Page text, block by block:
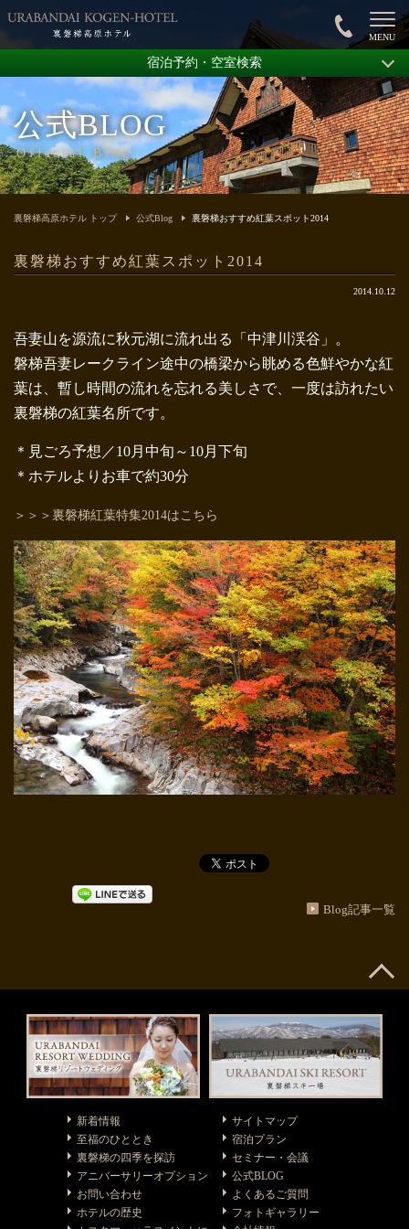
公式BLOG
Official Blog
宿泊予約・空室検索
裏磐梯高原ホテル トップ 公式Blog 裏磐梯おすすめ紅葉スポット2014
裏磐梯おすすめ紅葉スポット2014
2014.10.12
吾妻山を源流に秋元湖に流れ出る「中津川渓谷」。
磐梯吾妻レークライン途中の橋梁から眺める色鮮やかな紅
葉は、暫し時間の流れを忘れる美しさで、一度は訪れたい
裏磐梯の紅葉名所です。
＊見ごろ予想／10月中旬～10月下旬
＊ホテルよりお車で約30分
＞＞＞裏磐梯紅葉特集2014はこちら
Blog記事一覧
新着情報
至福のひととき
裏磐梯の四季を探訪
アニバーサリーオプション
お問い合わせ
ホテルの歴史
サイトマップ
宿泊プラン
セミナー・会議
公式BLOG
よくあるご質問
フォトギャラリー